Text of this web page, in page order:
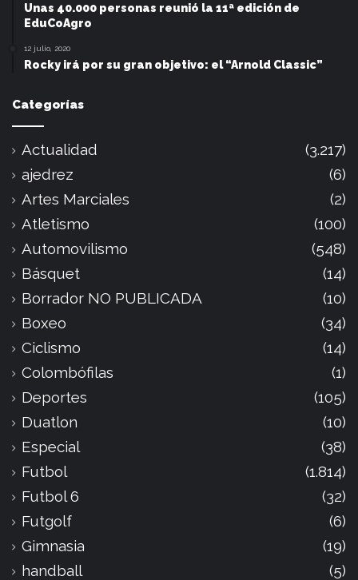
Unas 40.000 personas reunió la 11ª edición de
EduCoAgro
12 julio, 2020
Rocky irá por su gran objetivo: el “Arnold Classic”
Categorías
Actualidad
(3.217)
ajedrez
(6)
Artes Marciales
(2)
Atletismo
(100)
Automovilismo
(548)
Básquet
(14)
Borrador NO PUBLICADA
(10)
Boxeo
(34)
Ciclismo
(14)
Colombófilas
(1)
Deportes
(105)
Duatlon
(10)
Especial
(38)
Futbol
(1.814)
Futbol 6
(32)
Futgolf
(6)
Gimnasia
(19)
handball
(5)